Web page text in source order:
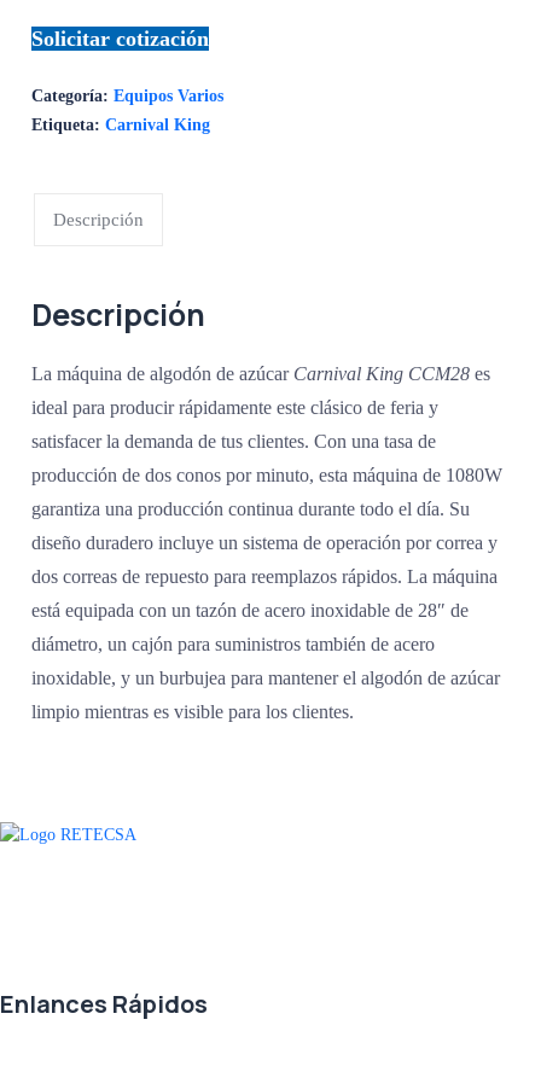
Solicitar cotización
Categoría:Equipos Varios
Etiqueta:Carnival King
Descripción
Descripción
La máquina de algodón de azúcar Carnival King CCM28 es
ideal para producir rápidamente este clásico de feria y
satisfacer la demanda de tus clientes. Con una tasa de
producción de dos conos por minuto, esta máquina de 1080W
garantiza una producción continua durante todo el día. Su
diseño duradero incluye un sistema de operación por correa y
dos correas de repuesto para reemplazos rápidos. La máquina
está equipada con un tazón de acero inoxidable de 28″ de
diámetro, un cajón para suministros también de acero
inoxidable, y un burbujea para mantener el algodón de azúcar
limpio mientras es visible para los clientes.
Enlances Rápidos